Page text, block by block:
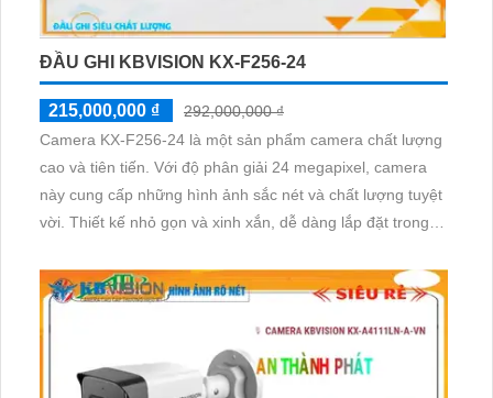
ĐẦU GHI KBVISION KX-F256-24
215,000,000 ₫
292,000,000 ₫
Camera KX-F256-24 là một sản phẩm camera chất lượng
cao và tiên tiến. Với độ phân giải 24 megapixel, camera
này cung cấp những hình ảnh sắc nét và chất lượng tuyệt
vời. Thiết kế nhỏ gọn và xinh xắn, dễ dàng lắp đặt trong
năng ghi hình Full HD, cho phép người dùng theo dõi và
giám sát từ xa bằng điện thoại thông minh